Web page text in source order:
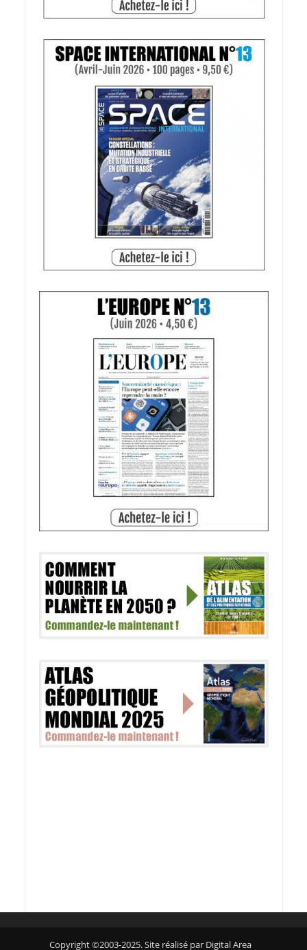
Copyright ©2003-2025. Site réalisé par Digital Area